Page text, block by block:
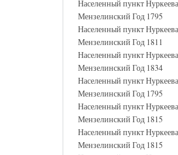
Населенный пункт
Мензелинский Год 1795
Населенный пункт
Мензелинский Год 1811
Населенный пункт
Мензелинский Год 1834
Населенный пункт
Мензелинский Год 1795
Населенный пункт
Мензелинский Год 1815
Населенный пункт
Мензелинский Год 1815